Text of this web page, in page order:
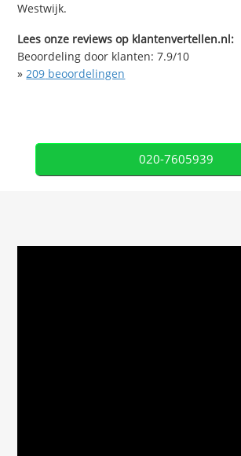
Westwijk.
Lees onze reviews op klantenvertellen.nl:
Beoordeling door klanten:7.9/10
»209 beoordelingen
020-7605939